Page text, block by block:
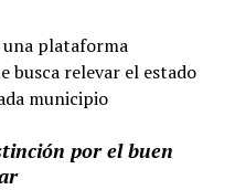
una plataforma
relevar el estado
municipio
por el buen